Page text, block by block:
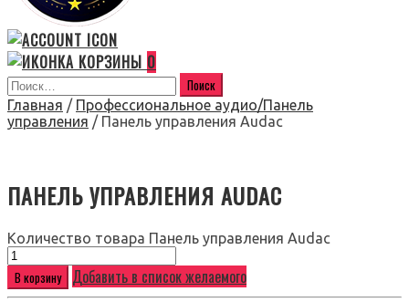
0
Главная / Профессиональное аудио/Панель
управления / Панель управления Audac
ПАНЕЛЬ УПРАВЛЕНИЯ AUDAC
Количество товара Панель управления Audac
В корзину Добавить в список желаемого